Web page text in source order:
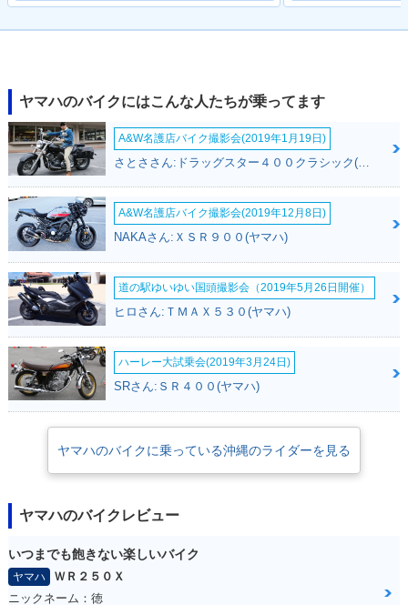
ヤマハのバイクにはこんな人たちが乗ってます
A&W名護店バイク撮影会(2019年1月19日)
A&W名護店バイク撮影会(2019年12月8日)
NAKAさん:ＸＳＲ９００(ヤマハ)
道の駅ゆいゆい国頭撮影会（2019年5月26日開催）
ヒロさん:ＴＭＡＸ５３０(ヤマハ)
ハーレー大試乗会(2019年3月24日)
SRさん:ＳＲ４００(ヤマハ)
ヤマハのバイクに乗っている沖縄のライダーを見る
ヤマハのバイクレビュー
いつまでも飽きない楽しいバイク
ヤマハ
ＷＲ２５０Ｘ
ニックネーム：徳